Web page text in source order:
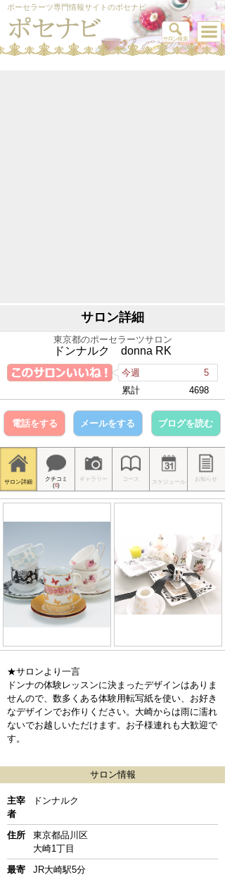
ポーセラーツ専門情報サイトのポセナビ
サロン詳細
東京都のポーセラーツサロン
ドンナルク donna RK
今週
5
累計
4698
電話をする メールをする ブログを読む
サロン詳細
クチコミ
(6)
ギャラリー コース スケジュール お知らせ
★サロンより一言
ドンナの体験レッスンに決まったデザインはありま
せんので、数多くある体験用転写紙を使い、お好き
なデザインでお作りください。大崎からは雨に濡れ
ないでお越しいただけます。お子様連れも大歓迎で
す。
サロン情報
主宰
者
ドンナルク
住所
東京都品川区
大崎1丁目
最寄
JR大崎駅5分